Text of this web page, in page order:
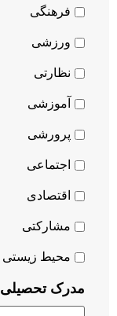
فرهنگی
ورزشی
نظارتی
آموزشی
پرورشی
اجتماعی
اقتصادی
مشارکتی
محیط زیستی
مدرک تحصیلی